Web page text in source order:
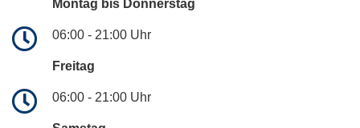
Montag bis Donnerstag
06:00 - 21:00 Uhr
Freitag
06:00 - 21:00 Uhr